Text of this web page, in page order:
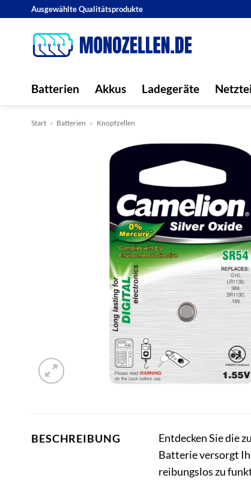
springen
Ausgewählte Qualitätsprodukte
Batterien Akkus Ladegeräte
Start » Batterien » Knopfzellen
BESCHREIBUNG
Entdecken Sie die
Batterie versorgt
reibungslos zu